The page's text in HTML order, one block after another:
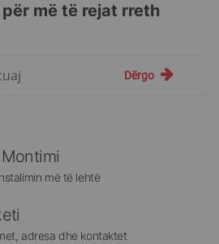
më të rejat rreth
Dërgo
më të lehtë
adresa dhe kontaktet